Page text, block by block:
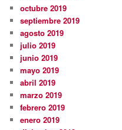
octubre 2019
septiembre 2019
agosto 2019
julio 2019
junio 2019
mayo 2019
abril 2019
marzo 2019
febrero 2019
enero 2019